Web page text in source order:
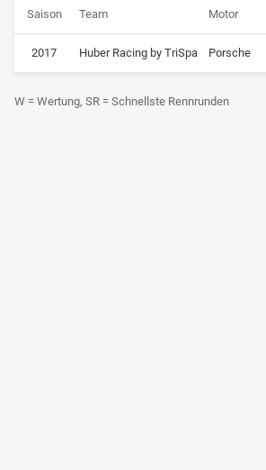
Saison Team Motor
2017 Huber Racing by TriSpa Porsche
W = Wertung, SR = Schnellste Rennrunden